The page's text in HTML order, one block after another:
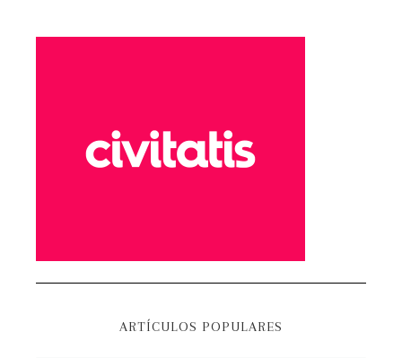
ARTÍCULOS POPULARES